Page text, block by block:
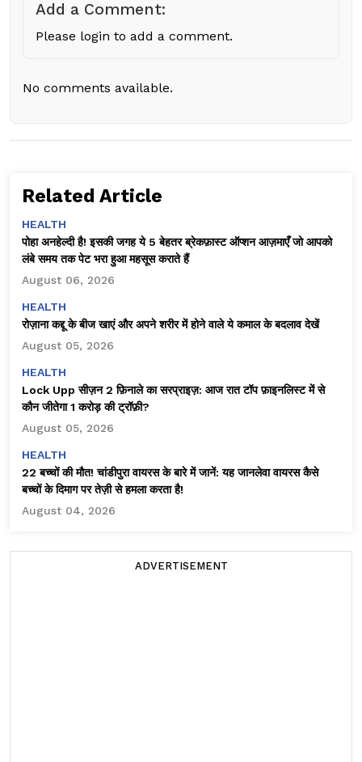
Add a Comment:
Please login to add a comment.
No comments available.
Related Article
HEALTH
पोहा अनहेल्दी है! इसकी जगह ये 5 बेहतर ब्रेकफ़ास्ट ऑप्शन आज़माएँ जो आपको
लंबे समय तक पेट भरा हुआ महसूस कराते हैं
August 06, 2026
HEALTH
रोज़ाना कद्दू के बीज खाएं और अपने शरीर में होने वाले ये कमाल के बदलाव देखें
August 05, 2026
HEALTH
Lock Upp सीज़न 2 फ़िनाले का सरप्राइज़: आज रात टॉप फ़ाइनलिस्ट में से
कौन जीतेगा ₹1 करोड़ की ट्रॉफ़ी?
August 05, 2026
HEALTH
22 बच्चों की मौत! चांडीपुरा वायरस के बारे में जानें: यह जानलेवा वायरस कैसे
बच्चों के दिमाग पर तेज़ी से हमला करता है!
August 04, 2026
ADVERTISEMENT